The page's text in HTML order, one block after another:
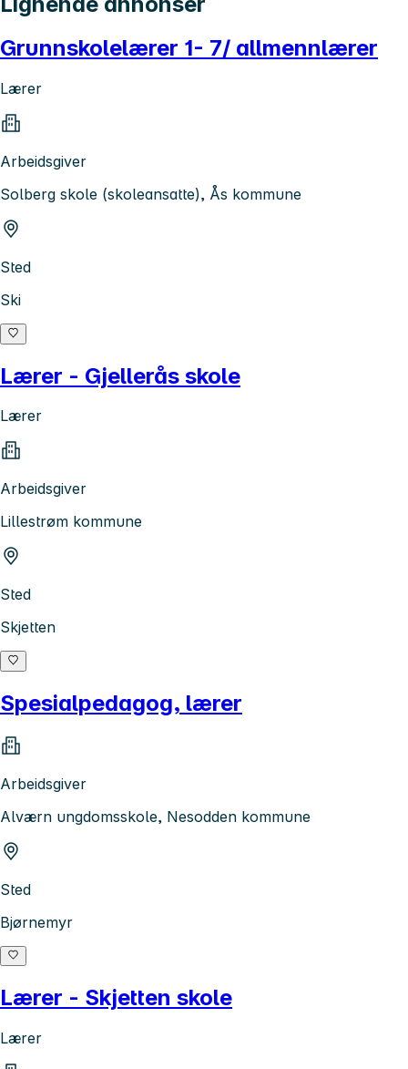
Grunnskolelærer 1- 7/ allmennlærer
Lærer
Arbeidsgiver
Solberg skole (skoleansatte), Ås kommune
Sted
Ski
Lærer - Gjellerås skole
Lærer
Arbeidsgiver
Lillestrøm kommune
Sted
Skjetten
Spesialpedagog, lærer
Arbeidsgiver
Alværn ungdomsskole, Nesodden kommune
Sted
Bjørnemyr
Lærer - Skjetten skole
Lærer